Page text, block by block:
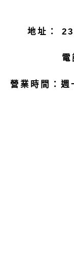
地址：
電
營業時間：